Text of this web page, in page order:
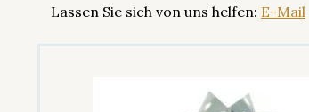
Lassen Sie sich von uns helfen: E-Mail